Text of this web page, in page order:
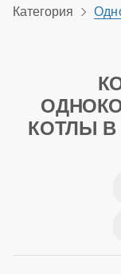
Категория
КОТЛЫ В